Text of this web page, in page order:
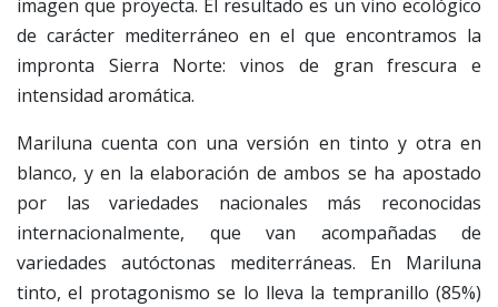
imagen que proyecta. El resultado es un vino ecológico
de carácter mediterráneo en el que encontramos la
impronta Sierra Norte: vinos de gran frescura e
intensidad aromática.
Mariluna cuenta con una versión en tinto y otra en
blanco, y en la elaboración de ambos se ha apostado
por las variedades nacionales más reconocidas
internacionalmente, que van acompañadas de
variedades autóctonas mediterráneas. En Mariluna
tinto, el protagonismo se lo lleva la tempranillo (85%)